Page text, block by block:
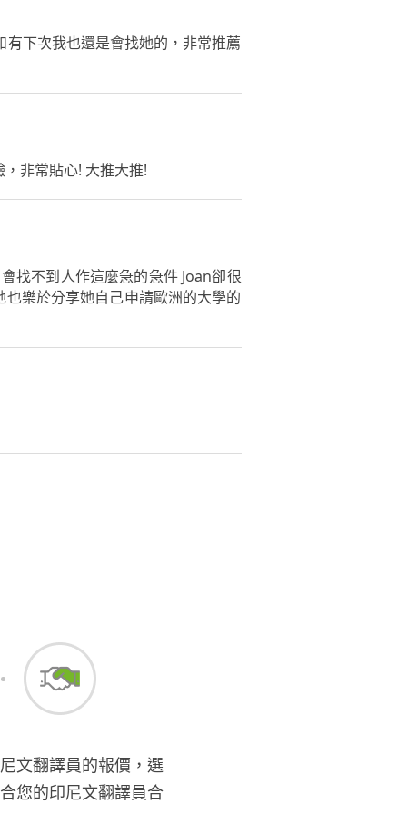
下次我也還是會找她的，非常推薦
非常貼心! 大推大推!
找不到人作這麼急的急件 Joan卻很
樂於分享她自己申請歐洲的大學的
文翻譯員的報價，選
您的印尼文翻譯員合